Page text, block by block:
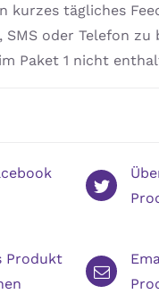
kurzes tägliches
SMS oder Telefon zu
Paket 1 nicht
Produkt